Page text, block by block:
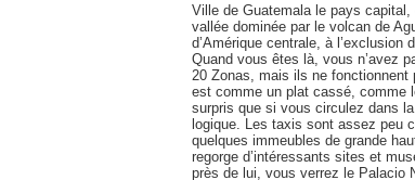
Ville de Guatemala le pays
vallée dominée par le volcan de
d’Amérique centrale, à l’exclusion
Quand vous êtes là, vous n’avez
20 Zonas, mais ils ne fonctionnent
est comme un plat cassé, comme
surpris que si vous circulez dans
logique. Les taxis sont assez peu
quelques immeubles de grande
regorge d’intéressants sites et
près de lui, vous verrez le Palacio